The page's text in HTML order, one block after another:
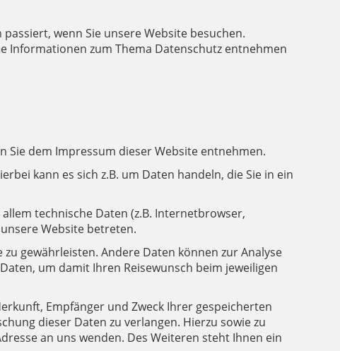
wenn Sie unsere Website besuchen.
Informationen zum Thema Datenschutz entnehmen
dem Impressum dieser Website entnehmen.
kann es sich z.B. um Daten handeln, die Sie in ein
technische Daten (z.B. Internetbrowser,
Website betreten.
gewährleisten. Andere Daten können zur Analyse
um damit Ihren Reisewunsch beim jeweiligen
Empfänger und Zweck Ihrer gespeicherten
dieser Daten zu verlangen. Hierzu sowie zu
an uns wenden. Des Weiteren steht Ihnen ein